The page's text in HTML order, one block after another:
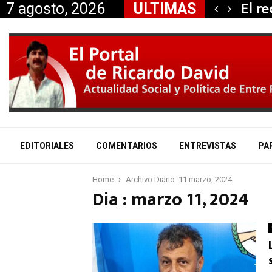
7 agosto, 2026 ULTIMAS El
EDITORIALES COMENTARIOS ENTREVISTAS
Home Archivo Diario: 11 marzo, 2024
Dia : marzo 11, 2024